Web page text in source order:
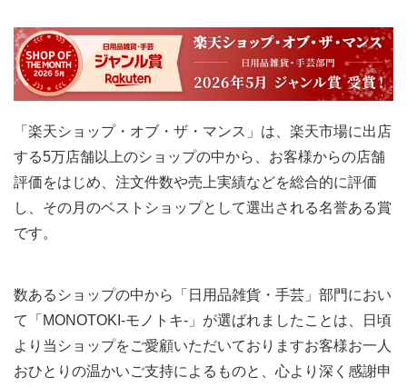
「楽天ショップ・オブ・ザ・マンス」は、楽天市場に出店
する5万店舗以上のショップの中から、お客様からの店舗
評価をはじめ、注文件数や売上実績などを総合的に評価
し、その月のベストショップとして選出される名誉ある賞
です。
数あるショップの中から「日用品雑貨・手芸」部門におい
て「MONOTOKI-モノトキ-」が選ばれましたことは、日頃
より当ショップをご愛顧いただいておりますお客様お一人
おひとりの温かいご支持によるものと、心より深く感謝申